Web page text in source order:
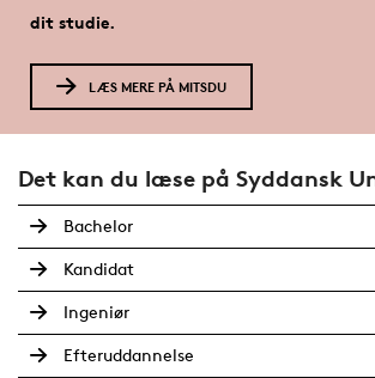
dit studie.
LÆS MERE PÅ MITSDU
Det kan du læse på Syddansk
Bachelor
Kandidat
Ingeniør
Efteruddannelse